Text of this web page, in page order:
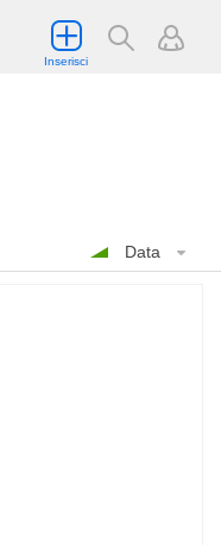
Inserisci
Data